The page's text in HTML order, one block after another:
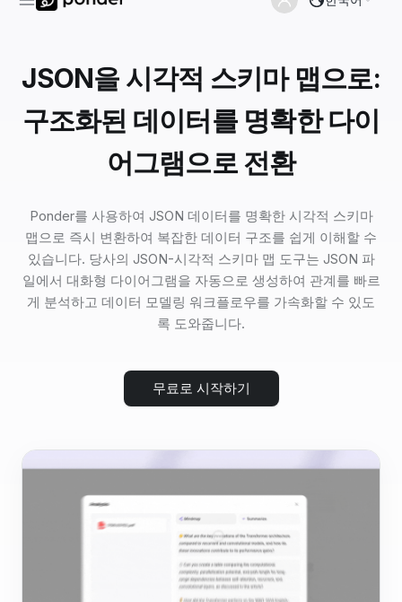
JSON을 시각적 스키마 맵으로:
구조화된 데이터를 명확한 다이
어그램으로 전환
Ponder를 사용하여 JSON 데이터를 명확한 시각적 스키마
맵으로 즉시 변환하여 복잡한 데이터 구조를 쉽게 이해할 수
있습니다. 당사의 JSON-시각적 스키마 맵 도구는 JSON 파
일에서 대화형 다이어그램을 자동으로 생성하여 관계를 빠르
게 분석하고 데이터 모델링 워크플로우를 가속화할 수 있도
록 도와줍니다.
무료로 시작하기